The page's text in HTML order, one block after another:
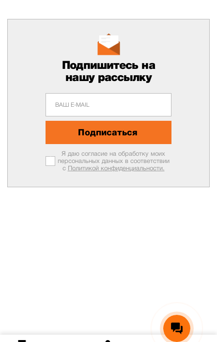
Подпишитесь на
нашу рассылку
Подписаться
Я даю согласие на обработку моих
персональных данных в соответствии
с Политикой конфиденциальности.